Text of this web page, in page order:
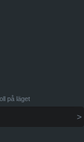
på läget